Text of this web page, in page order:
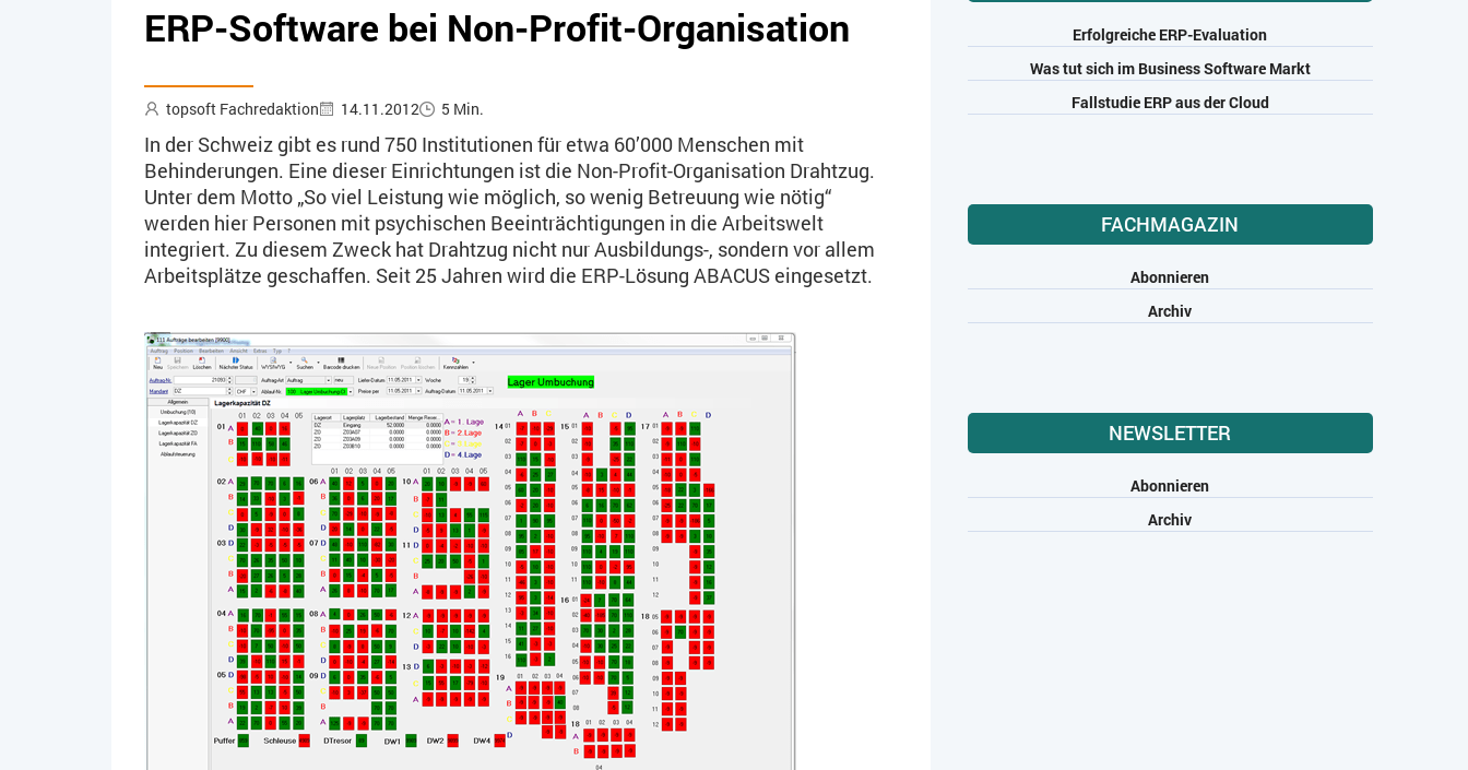
ERP-Software bei Non-Profit-Organisation
topsoft Fachredaktion 14.11.2012 5 Min.
In der Schweiz gibt es rund 750 Institutionen für etwa 60’000 Menschen mit
Behinderungen. Eine dieser Einrichtungen ist die Non-Profit-Organisation Drahtzug.
Unter dem Motto „So viel Leistung wie möglich, so wenig Betreuung wie nötig“
werden hier Personen mit psychischen Beeinträchtigungen in die Arbeitswelt
integriert. Zu diesem Zweck hat Drahtzug nicht nur Ausbildungs-, sondern vor allem
Arbeitsplätze geschaffen. Seit 25 Jahren wird die ERP-Lösung ABACUS eingesetzt.
Erfolgreiche ERP-Evaluation
Was tut sich im Business Software Markt
Fallstudie ERP aus der Cloud
FACHMAGAZIN
Abonnieren
Archiv
NEWSLETTER
Abonnieren
Archiv